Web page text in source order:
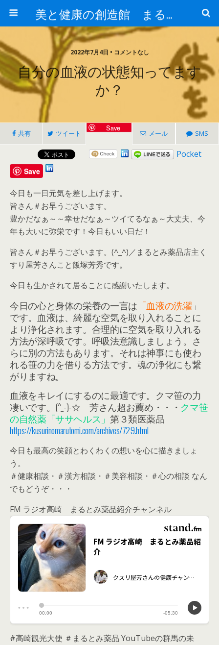
美と健康の創造館 まるとみ薬品 ぐんまの薬屋 芳さんのブログ
2022年7月4日 • コメントなし
自分の血液の状態知ってます
か？
共有 ツイート
Save
メール SMS
Pocket
Save
今日も一日元気を差し上げます。
皆さん＃お早うございます。
豊かだなぁ～～幸せだなぁ～ツイてるなぁ～大丈夫、今
年も大いに弥栄です！今日もいい日だ！
皆さん＃お早うございます。(^_^)／まるとみ薬品店主く
すり屋芳さんこと飯塚芳秀です。
今日も生かされて居ることに感謝いたします。
今日の心と身体の栄養の一言は 「血液の洗濯 」
です。血液は、綺麗な空気を取り入れることに
より浄化されます。合理的に空気を取り入れる
方法が深呼吸です。呼吸法意識しましょう。さ
らに別の方法もあります。それは神事にも使わ
れる笹の力を借りる方法です。魂の浄化にも繋
がりますね。
血液をキレイにするのに最適です。クマ笹の力
凄いです。(^_-)-☆ 芳さん超お薦め・・・ クマ笹
の自然薬「ササヘルス」 第３類医薬品
https://kusurinomarutomi.com/archives/729.html
今日も最高の笑顔とわくわくの想いを心に描きましょ
う。
＃健康相談・＃漢方相談・＃美容相談・＃心の相談 なん
でもどうぞ・・・
FM ラジオ高崎 まるとみ薬品紹介チャンネル
#高崎観光大使 ＃まるとみ薬品 YouTubeの群馬の未